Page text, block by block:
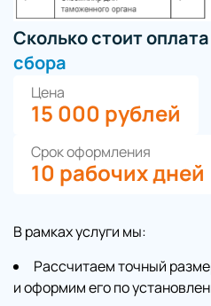
Сколько стоит оплата
сбора
Цена
15 000 рублей
Срок оформления
10 рабочих дней
В рамках услуги мы:
Рассчитаем точный
и оформим его по